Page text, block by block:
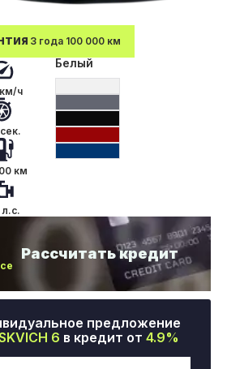
ч
км
л.с.
Белый
3 года 100 000 км
Рассчитать кредит
предложение
6 в кредит от 4.9%